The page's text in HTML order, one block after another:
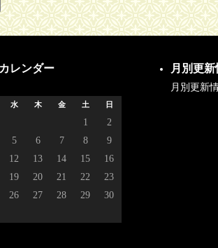
レンダー
水 木 金 土 日
1
2
5 6 7 8
9
12 13 14 15
16
19 20 21 22
23
26 27 28 29
30
月別更
月別更新